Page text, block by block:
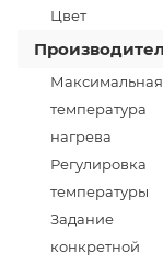
Цвет
Максимальная
температура
нагрева
Регулировка
температуры
Задание
конкретной